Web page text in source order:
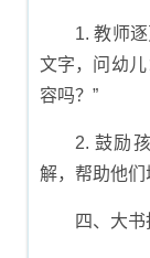
1. 教师
文字，问幼
容吗？”
2. 鼓励
解，帮助他们
四、大书